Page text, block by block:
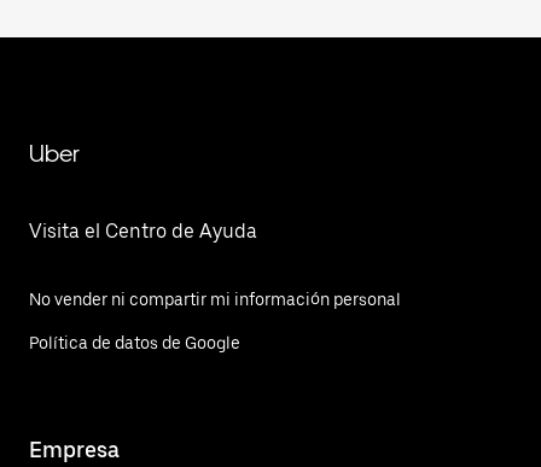
Uber
Visita el Centro de Ayuda
No vender ni compartir mi información personal
Política de datos de Google
Empresa